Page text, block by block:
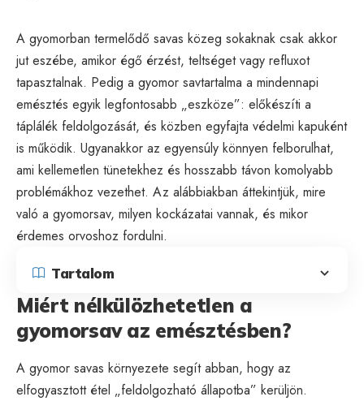
A gyomorban termelődő savas közeg sokaknak csak akkor
jut eszébe, amikor égő érzést, teltséget vagy refluxot
tapasztalnak. Pedig a gyomor savtartalma a mindennapi
emésztés egyik legfontosabb „eszköze”: előkészíti a
táplálék feldolgozását, és közben egyfajta védelmi kapuként
is működik. Ugyanakkor az egyensúly könnyen felborulhat,
ami kellemetlen tünetekhez és hosszabb távon komolyabb
problémákhoz vezethet. Az alábbiakban áttekintjük, mire
való a gyomorsav, milyen kockázatai vannak, és mikor
érdemes orvoshoz fordulni.
Tartalom
Miért nélkülözhetetlen a
gyomorsav az emésztésben?
A gyomor savas környezete segít abban, hogy az
elfogyasztott étel „feldolgozható állapotba” kerüljön.